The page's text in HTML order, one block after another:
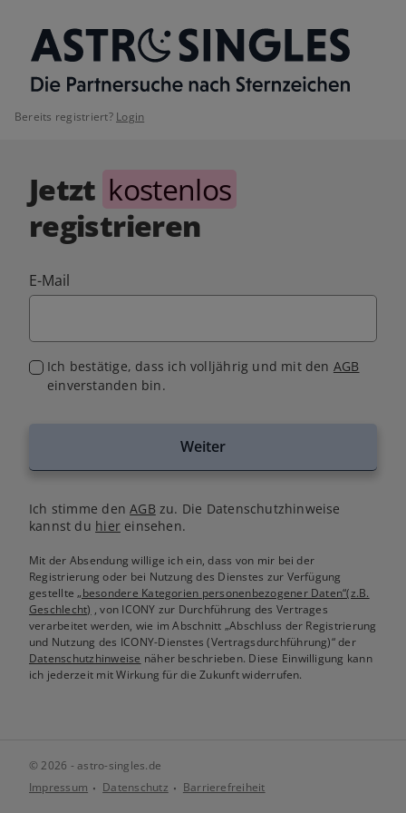
Bereits registriert? Login
Jetzt kostenlos
registrieren
E-Mail
Ich bestätige, dass ich volljährig und mit den AGB
einverstanden bin.
Weiter
Ich stimme denAGB zu. Die Datenschutzhinweise
kannst du hiereinsehen.
Mit der Absendung willige ich ein, dass von mir bei der
Registrierung oder bei Nutzung des Dienstes zur Verfügung
gestellte„besondere Kategorien personenbezogener Daten“(z.B.
Geschlecht) , von ICONY zur Durchführung des Vertrages
verarbeitet werden, wie im Abschnitt „Abschluss der Registrierung
und Nutzung des ICONY-Dienstes (Vertragsdurchführung)“ der
Datenschutzhinweise näher beschrieben. Diese Einwilligung kann
ich jederzeit mit Wirkung für die Zukunft widerrufen.
© 2026 - astro-singles.de
Impressum
Datenschutz Barrierefreiheit